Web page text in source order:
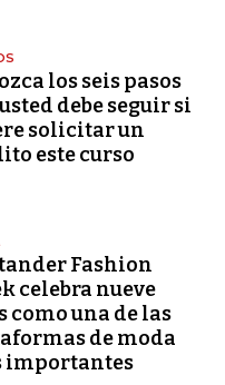
los seis pasos
debe seguir si
solicitar un
este curso
Fashion
celebra nueve
como una de las
de moda
importantes